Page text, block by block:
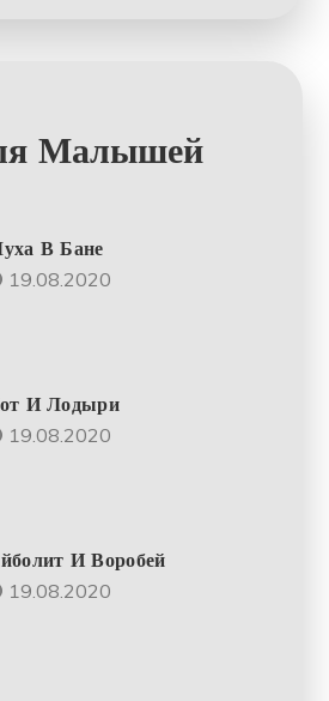
Малышей
В Бане
19.08.2020
И Лодыри
19.08.2020
И Воробей
19.08.2020